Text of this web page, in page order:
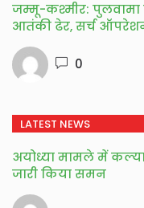
जम्मू-कश्मीर: पुलवामा
आतंकी ढेर, सर्च
0
LATEST NEWS
अयोध्या मामले में
जारी किया समन